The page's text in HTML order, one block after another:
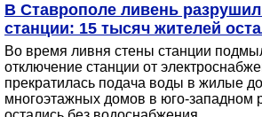
В Ставрополе ливень
станции: 15 тысяч жителей
Во время ливня стены станции
отключение станции от
прекратилась подача воды в жилые
многоэтажных домов в юго-западном